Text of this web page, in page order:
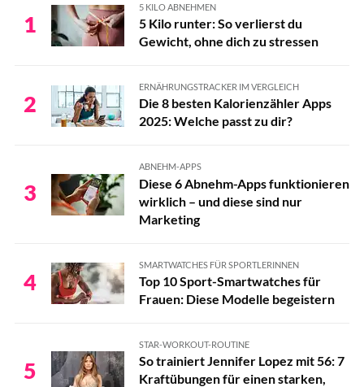
1
5 KILO ABNEHMEN
5 Kilo runter: So verlierst du
Gewicht, ohne dich zu stressen
2
ERNÄHRUNGSTRACKER IM VERGLEICH
Die 8 besten Kalorienzähler Apps
2025: Welche passt zu dir?
3
ABNEHM-APPS
Diese 6 Abnehm-Apps funktionieren
wirklich – und diese sind nur
Marketing
4
SMARTWATCHES FÜR SPORTLERINNEN
Top 10 Sport-Smartwatches für
Frauen: Diese Modelle begeistern
5
STAR-WORKOUT-ROUTINE
So trainiert Jennifer Lopez mit 56: 7
Kraftübungen für einen starken,